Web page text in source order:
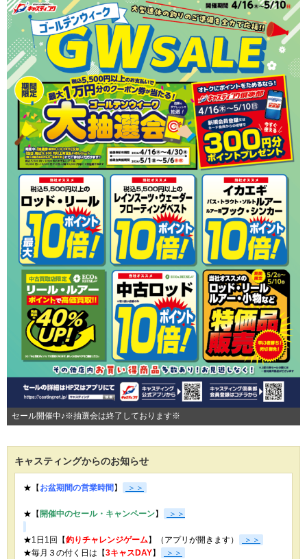
セール開催中♪※抽選会は終了しております※
キャスティングからのお知らせ
★【 お盆期間の営業時間 】 ＞＞
★【 開催中のセール・キャンペーン】 ＞＞
★1日1回【釣りチャレンジゲーム】（アプリが開きます）
＞＞
★毎月３の付く日は【3キャスDAY】
＞＞